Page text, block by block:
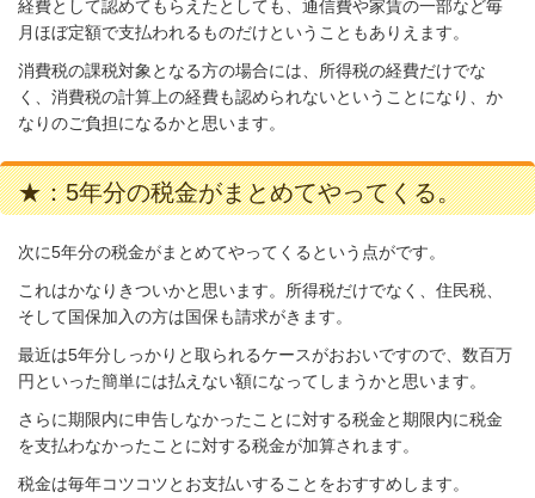
経費として認めてもらえたとしても、通信費や家賃の一部など毎
月ほぼ定額で支払われるものだけということもありえます。
消費税の課税対象となる方の場合には、所得税の経費だけでな
く、消費税の計算上の経費も認められないということになり、か
なりのご負担になるかと思います。
★：5年分の税金がまとめてやってくる。
次に5年分の税金がまとめてやってくるという点がです。
これはかなりきついかと思います。所得税だけでなく、住民税、
そして国保加入の方は国保も請求がきます。
最近は5年分しっかりと取られるケースがおおいですので、数百万
円といった簡単には払えない額になってしまうかと思います。
さらに期限内に申告しなかったことに対する税金と期限内に税金
を支払わなかったことに対する税金が加算されます。
税金は毎年コツコツとお支払いすることをおすすめします。